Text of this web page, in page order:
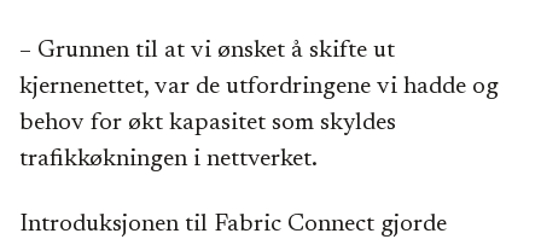
– Grunnen til at vi ønsket å skifte ut
kjernenettet, var de utfordringene vi hadde og
behov for økt kapasitet som skyldes
trafikkøkningen i nettverket.
Introduksjonen til Fabric Connect gjorde